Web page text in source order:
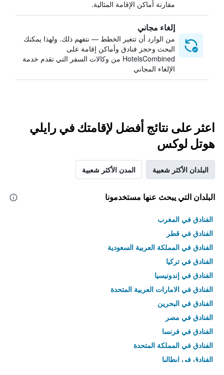
مقارنة أماكن الإقامة المثالية.
إلغاء مجاني
من الوارد أن تتغير الخطط — نتفهم ذلك. ولهذا يمكنك
البحث وحجز فنادق وأماكن إقامة على
HotelsCombined من وكالات السفر التي تقدم خدمة
الإلغاء المجاني
اعثر على نتائج أفضل لإقامتك في رايلي
هوتل لوكس
البلدان الأكثر شعبية المدن الأكثر شعبية
البلدان التي يبحث عنها مستخدمونا
الفنادق في المغرب
الفنادق في قطر
الفنادق في المملكة العربية السعودية
الفنادق في تركيا
الفنادق في إندونيسيا
الفنادق في الامارات العربية المتحدة
الفنادق في البحرين
الفنادق في مصر
الفنادق في فرنسا
الفنادق في المملكة المتحدة
الفنادق في إيطاليا